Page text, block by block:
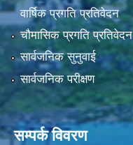
वार्षिक प्रगति प्रतिवेदन
चौमासिक प्रगति प्रतिवेदन
सार्वजनिक सुनुवाई
सार्वजनिक परीक्षण
सम्पर्क विवरण